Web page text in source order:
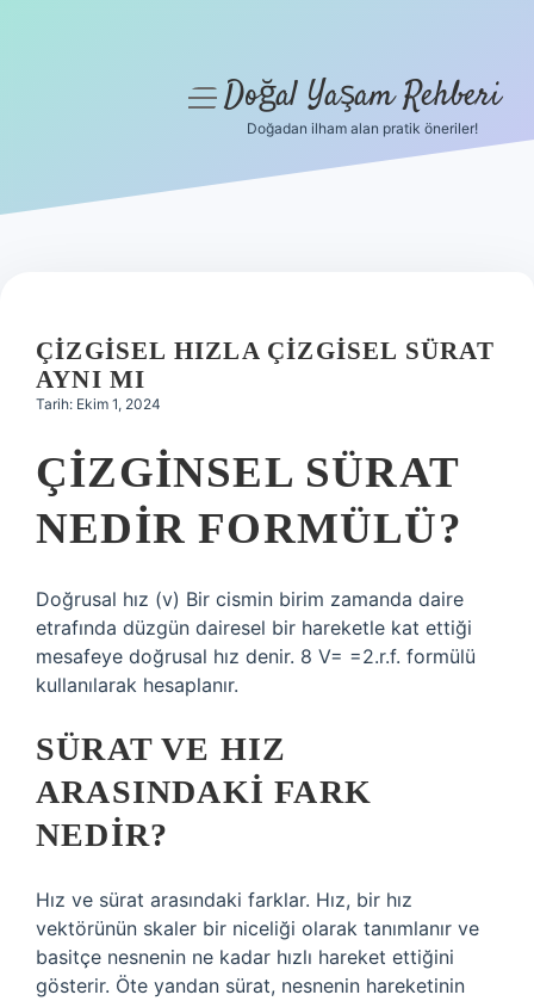
Hakkımızda
menüyüDoğal Yaşam Rehberi
Doğadan ilham alan pratik öneriler!
ÇIZGISEL HIZLA ÇIZGISEL SÜRAT
AYNI MI
Tarih: Ekim 1, 2024
ÇIZGINSEL SÜRAT
NEDIR FORMÜLÜ?
Doğrusal hız (v) Bir cismin birim zamanda daire
etrafında düzgün dairesel bir hareketle kat ettiği
mesafeye doğrusal hız denir. 8 V= =2.r.f. formülü
kullanılarak hesaplanır.
SÜRAT VE HIZ
ARASINDAKI FARK
NEDIR?
Hız ve sürat arasındaki farklar. Hız, bir hız
vektörünün skaler bir niceliği olarak tanımlanır ve
basitçe nesnenin ne kadar hızlı hareket ettiğini
gösterir. Öte yandan sürat, nesnenin hareketinin